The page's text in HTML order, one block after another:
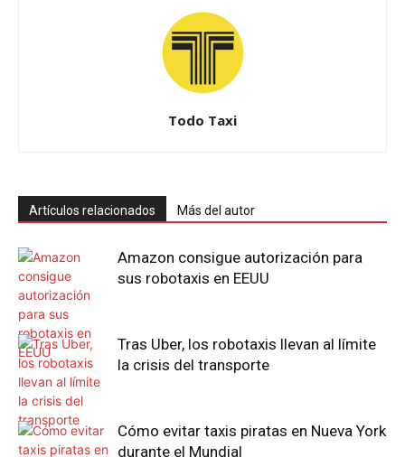
Todo Taxi
Artículos relacionados Más del autor
Amazon consigue autorización para
sus robotaxis en EEUU
Tras Uber, los robotaxis llevan al límite
la crisis del transporte
Cómo evitar taxis piratas en Nueva York
durante el Mundial